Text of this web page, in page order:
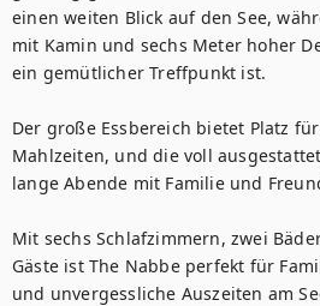
einen weiten Blick auf den See,
mit Kamin und sechs Meter hoher
ein gemütlicher Treffpunkt ist.
Der große Essbereich bietet Platz
Mahlzeiten, und die voll
lange Abende mit Familie und
Mit sechs Schlafzimmern, zwei
Gäste ist The Nabbe perfekt für
und unvergessliche Auszeiten am